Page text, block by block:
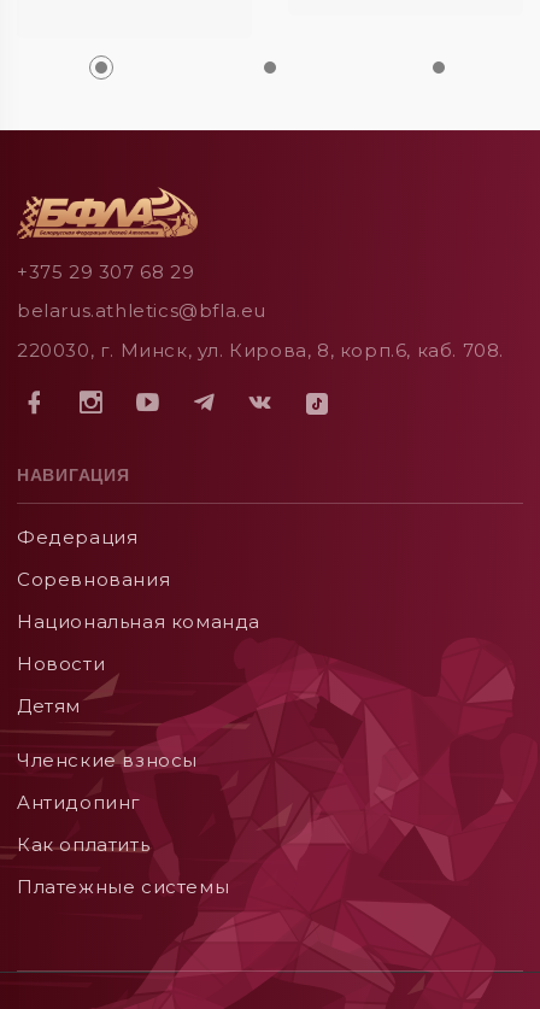
+375 29 307 68 29
belarus.athletics@bfla.eu
220030, г. Минск, ул. Кирова, 8, корп.6, каб. 708.
НАВИГАЦИЯ
Федерация
Соревнования
Национальная команда
Новости
Детям
Членские взносы
Aнтидопинг
Как оплатить
Платежные системы